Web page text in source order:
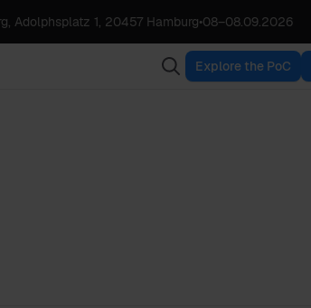
Adolphsplatz 1, 20457 Hamburg•08–08.09.2026
Explore the PoC